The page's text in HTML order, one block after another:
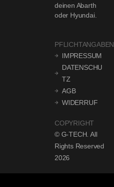
deinen Abarth
oder Hyundai.
PFLICHTANGABEN
IMPRESSUM
DATENSCHU
TZ
AGB
WIDERRUF
COPYRIGHT
© G-TECH. All
Rights Reserved
2026